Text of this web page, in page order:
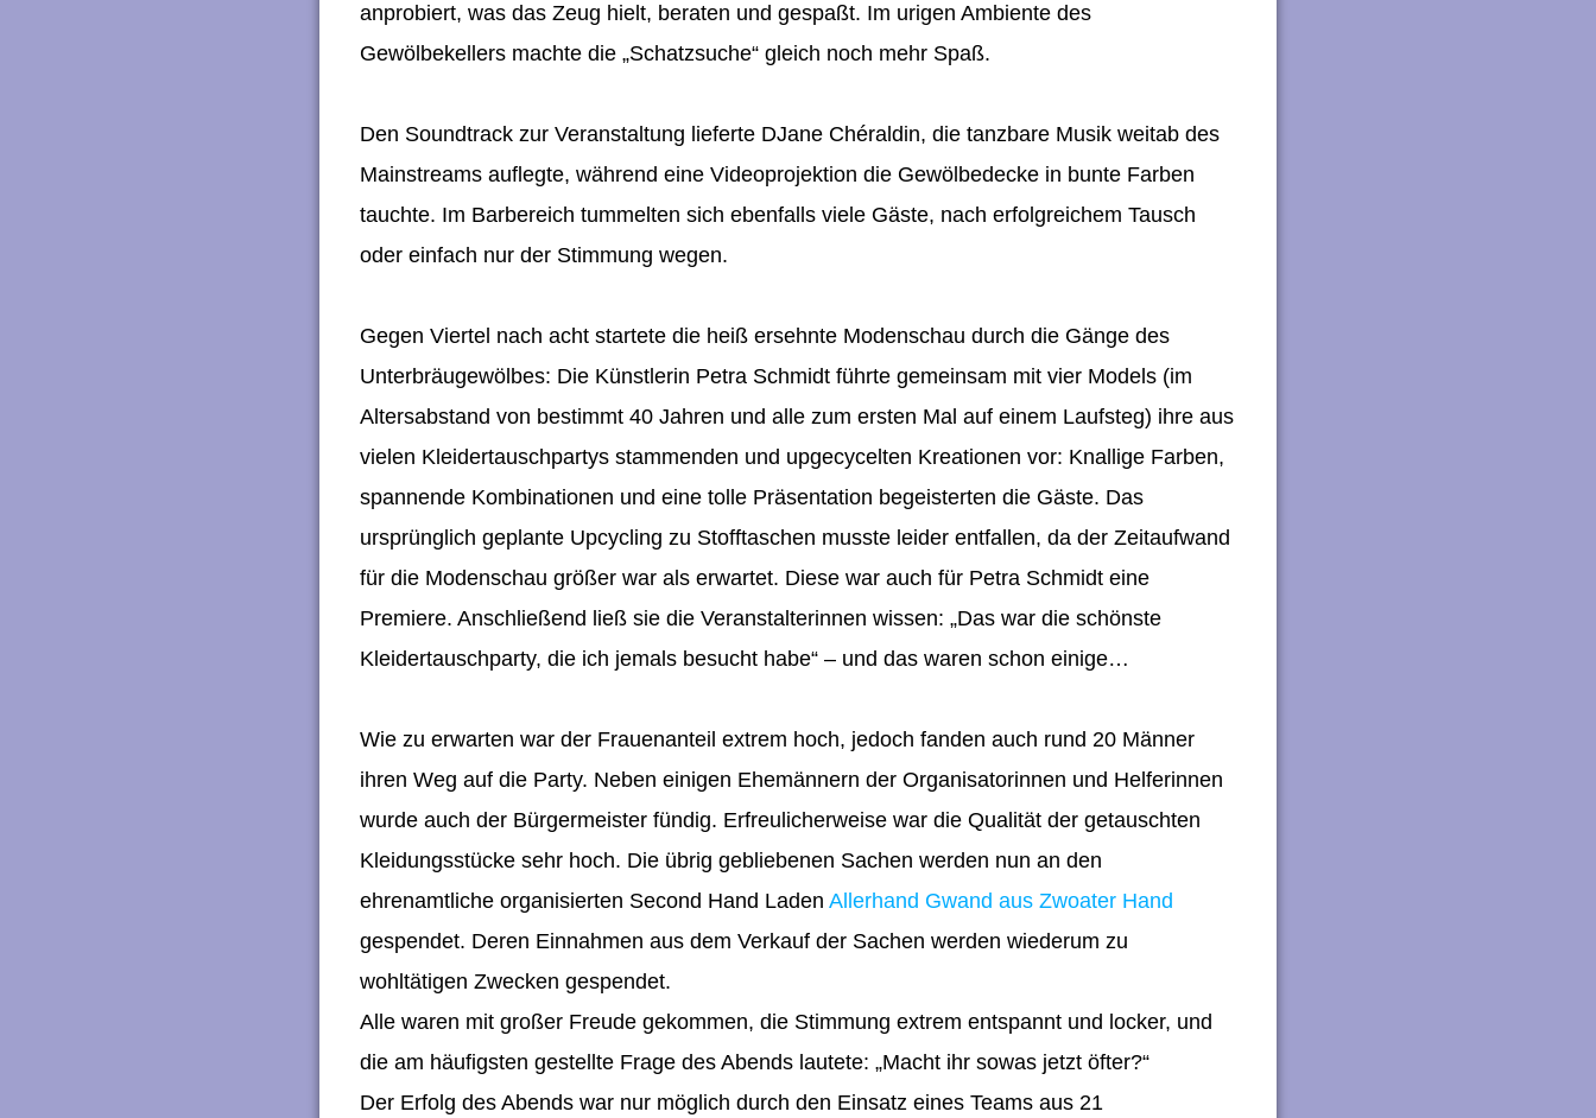
anprobiert, was das Zeug hielt, beraten und gespaßt. Im urigen Ambiente des
Gewölbekellers machte die „Schatzsuche“ gleich noch mehr Spaß.
Den Soundtrack zur Veranstaltung lieferte DJane Chéraldin, die tanzbare Musik weitab des
Mainstreams auflegte, während eine Videoprojektion die Gewölbedecke in bunte Farben
tauchte. Im Barbereich tummelten sich ebenfalls viele Gäste, nach erfolgreichem Tausch
oder einfach nur der Stimmung wegen.
Gegen Viertel nach acht startete die heiß ersehnte Modenschau durch die Gänge des
Unterbräugewölbes: Die Künstlerin Petra Schmidt führte gemeinsam mit vier Models (im
Altersabstand von bestimmt 40 Jahren und alle zum ersten Mal auf einem Laufsteg) ihre aus
vielen Kleidertauschpartys stammenden und upgecycelten Kreationen vor: Knallige Farben,
spannende Kombinationen und eine tolle Präsentation begeisterten die Gäste. Das
ursprünglich geplante Upcycling zu Stofftaschen musste leider entfallen, da der Zeitaufwand
für die Modenschau größer war als erwartet. Diese war auch für Petra Schmidt eine
Premiere. Anschließend ließ sie die Veranstalterinnen wissen: „Das war die schönste
Kleidertauschparty, die ich jemals besucht habe“ – und das waren schon einige…
Wie zu erwarten war der Frauenanteil extrem hoch, jedoch fanden auch rund 20 Männer
ihren Weg auf die Party. Neben einigen Ehemännern der Organisatorinnen und Helferinnen
wurde auch der Bürgermeister fündig. Erfreulicherweise war die Qualität der getauschten
Kleidungsstücke sehr hoch. Die übrig gebliebenen Sachen werden nun an den
ehrenamtliche organisierten Second Hand Laden Allerhand Gwand aus Zwoater Hand
gespendet. Deren Einnahmen aus dem Verkauf der Sachen werden wiederum zu
wohltätigen Zwecken gespendet.
Alle waren mit großer Freude gekommen, die Stimmung extrem entspannt und locker, und
die am häufigsten gestellte Frage des Abends lautete: „Macht ihr sowas jetzt öfter?“
Der Erfolg des Abends war nur möglich durch den Einsatz eines Teams aus 21